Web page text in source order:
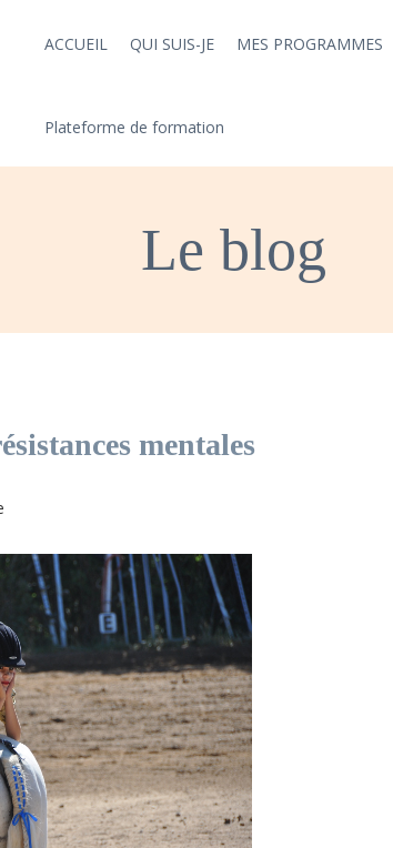
ACCUEIL QUI SUIS-JE MES PROGRAMMES
Plateforme de formation
Le blog
mentales